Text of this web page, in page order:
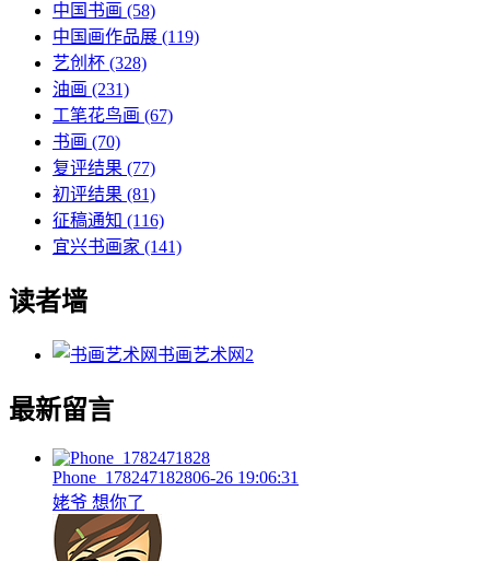
中国书画 (58)
中国画作品展 (119)
艺创杯 (328)
油画 (231)
工笔花鸟画 (67)
书画 (70)
复评结果 (77)
初评结果 (81)
征稿通知 (116)
宜兴书画家 (141)
读者墙
书画艺术网 2
最新留言
Phone_178247182806-26 19:06:31
姥爷 想你了